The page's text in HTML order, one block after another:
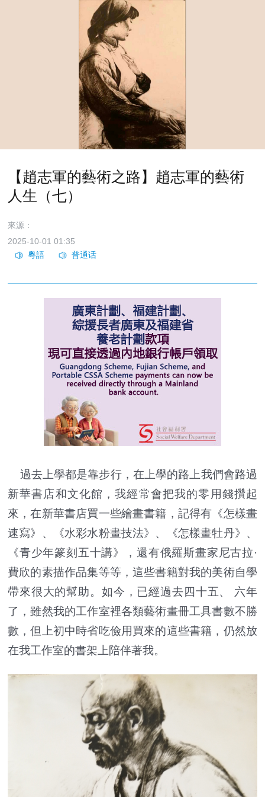
【趙志軍的藝術之路】趙志軍的藝術
人生（七）
來源：
2025-10-01 01:35
過去上學都是靠步行，在上學的路上我們會路過
新華書店和文化館，我經常會把我的零用錢攢起
來，在新華書店買一些繪畫書籍，記得有《怎樣畫
速寫》、《水彩水粉畫技法》、《怎樣畫牡丹》、
《青少年篆刻五十講》，還有俄羅斯畫家尼古拉·
費欣的素描作品集等等，這些書籍對我的美術自學
帶來很大的幫助。如今，已經過去四十五、 六年
了，雖然我的工作室裡各類藝術畫冊工具書數不勝
數，但上初中時省吃儉用買來的這些書籍，仍然放
在我工作室的書架上陪伴著我。